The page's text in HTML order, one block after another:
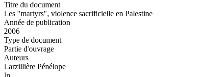
Titre du document
Les "martyrs", violence sacrificielle en Palestine
Année de publication
2006
Type de document
Partie d'ouvrage
Auteurs
Larzillière Pénélope
In